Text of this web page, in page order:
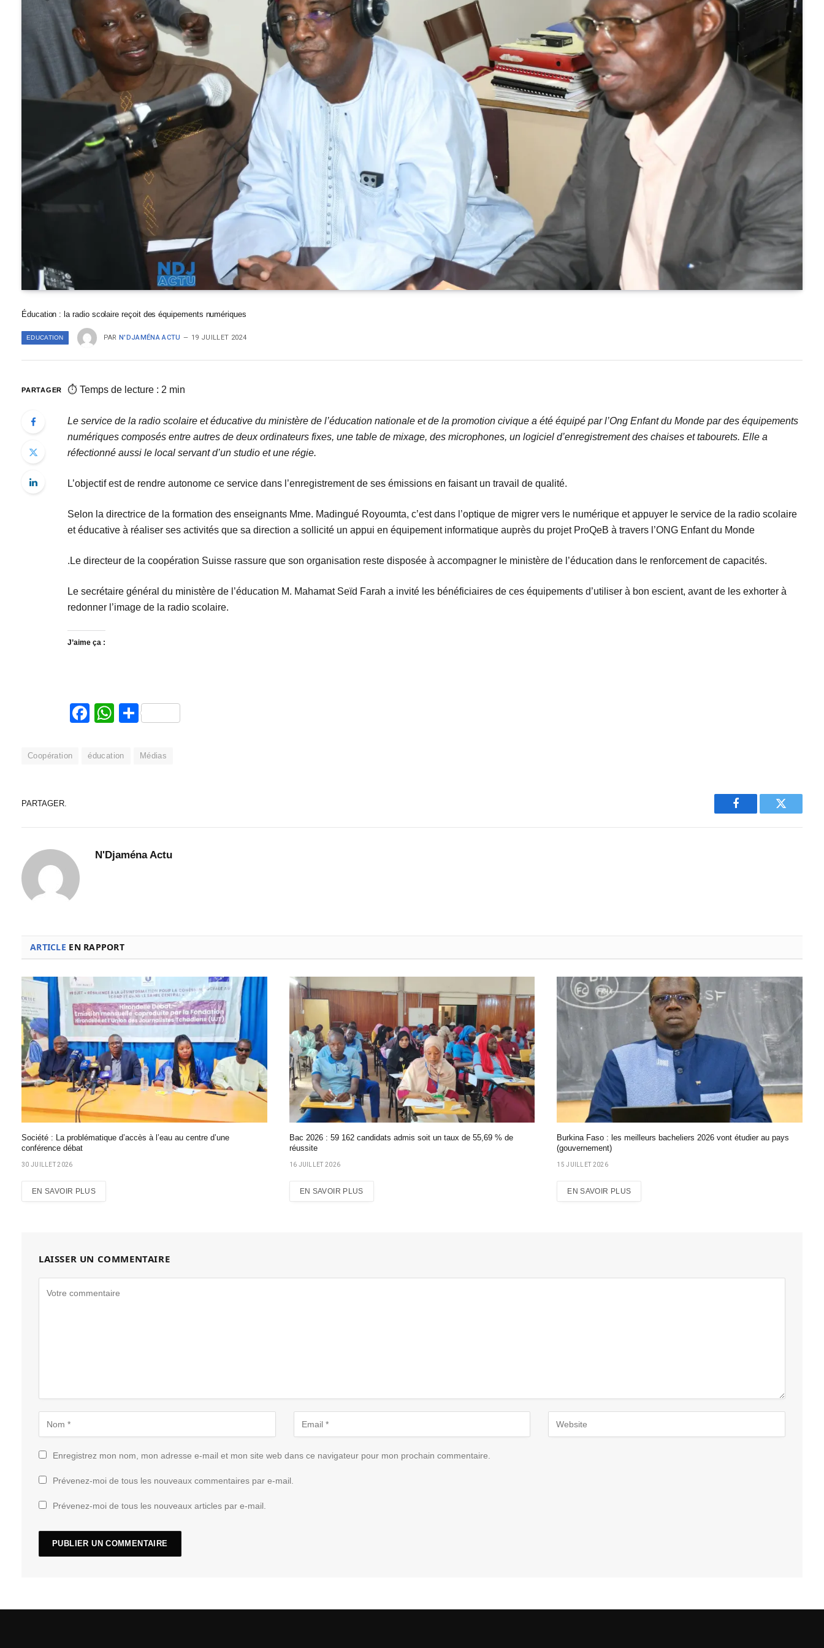
Éducation : la radio scolaire reçoit des équipements numériques
EDUCATION PAR N'DJAMÉNA ACTU 19 JUILLET 2024
PARTAGER ⏱ Temps de lecture : 2 min
Le service de la radio scolaire et éducative du ministère de l’éducation nationale et de la promotion civique a été équipé par l’Ong Enfant du Monde par des équipements
numériques composés entre autres de deux ordinateurs fixes, une table de mixage, des microphones, un logiciel d’enregistrement des chaises et tabourets. Elle a
réfectionné aussi le local servant d’un studio et une régie.
L’objectif est de rendre autonome ce service dans l’enregistrement de ses émissions en faisant un travail de qualité.
Selon la directrice de la formation des enseignants Mme. Madingué Royoumta, c’est dans l’optique de migrer vers le numérique et appuyer le service de la radio scolaire
et éducative à réaliser ses activités que sa direction a sollicité un appui en équipement informatique auprès du projet ProQeB à travers l’ONG Enfant du Monde
.Le directeur de la coopération Suisse rassure que son organisation reste disposée à accompagner le ministère de l’éducation dans le renforcement de capacités.
Le secrétaire général du ministère de l’éducation M. Mahamat Seïd Farah a invité les bénéficiaires de ces équipements d’utiliser à bon escient, avant de les exhorter à
redonner l’image de la radio scolaire.
J’aime ça :
Facebook
WhatsApp
Partager
Coopération éducation Médias
PARTAGER.
Facebook Twitter
N'Djaména Actu
ARTICLE EN RAPPORT
Société : La problématique d’accès à l’eau au centre d’une
conférence débat
30 JUILLET 2026
EN SAVOIR PLUS
Bac 2026 : 59 162 candidats admis soit un taux de 55,69 % de
réussite
16 JUILLET 2026
EN SAVOIR PLUS
Burkina Faso : les meilleurs bacheliers 2026 vont étudier au pays
(gouvernement)
15 JUILLET 2026
EN SAVOIR PLUS
LAISSER UN COMMENTAIRE
Enregistrez mon nom, mon adresse e-mail et mon site web dans ce navigateur pour mon prochain commentaire.
Prévenez-moi de tous les nouveaux commentaires par e-mail.
Prévenez-moi de tous les nouveaux articles par e-mail.